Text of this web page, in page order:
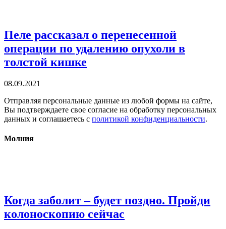
Пеле рассказал о перенесенной
операции по удалению опухоли в
толстой кишке
08.09.2021
Отправляя персональные данные из любой формы на сайте,
Вы подтверждаете свое согласие на обработку персональных
данных и соглашаетесь с политикой конфиденциальности.
Молния
Когда заболит – будет поздно. Пройди
колоноскопию сейчас